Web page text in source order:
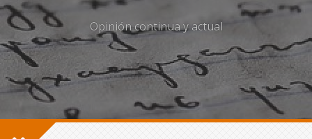
Opinión continua y actual